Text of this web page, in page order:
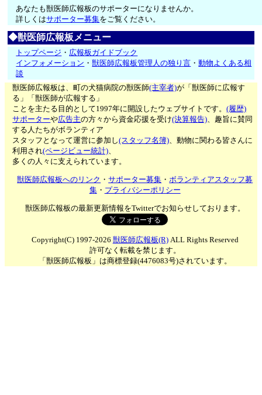
あなたも獣医師広報板のサポーターになりませんか。
詳しくはサポーター募集をご覧ください。
◆獣医師広報板メニュー
トップページ ・ 広報板ガイドブック
インフォメーション ・獣医師広報板管理人の独り言 ・動物よくある相
談
獣医師広報板は、町の犬猫病院の獣医師(主宰者)が「獣医師に広報す
る」「獣医師が広報する」
ことを主たる目的として1997年に開設したウェブサイトです。(履歴)
サポーターや広告主の方々から資金応援を受け(決算報告)、趣旨に賛同
する人たちがボランティア
スタッフとなって運営に参加し(スタッフ名簿)、動物に関わる皆さんに
利用され(ページビュー統計)、
多くの人々に支えられています。
獣医師広報板へのリンク ・サポーター募集 ・ボランティアスタッフ募
集・ プライバシーポリシー
獣医師広報板の最新更新情報をTwitterでお知らせしております。
Copyright(C) 1997-2026 獣医師広報板(R)ALL Rights Reserved
許可なく転載を禁じます。
「獣医師広報板」は商標登録(4476083号)されています。